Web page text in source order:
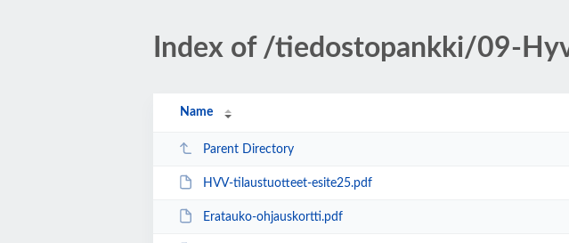
Index of /tiedostopankki/09-
Name
Parent Directory
HVV-tilaustuotteet-esite25.pdf
Eratauko-ohjauskortti.pdf